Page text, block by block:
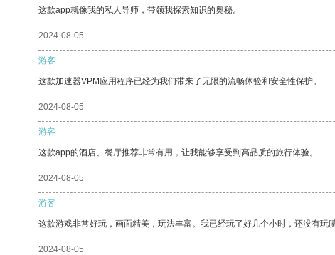
这款app就像我的私人导师，带领我探索知识的奥秘。
2024-08-05
游客
这款加速器VPM应用程序已经为我们带来了无限的流畅体验和安全性保护。
2024-08-05
游客
这款app的酒店、餐厅推荐非常有用，让我能够享受到高品质的旅行体验。
2024-08-05
游客
这款游戏非常好玩，画面精美，玩法丰富。我已经玩了好几个小时，还没有玩腻
2024-08-05